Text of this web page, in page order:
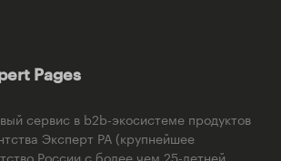
Pages
сервис в b2b-экосистеме продуктов
Эксперт РА (крупнейшее
России с более чем 25-летней